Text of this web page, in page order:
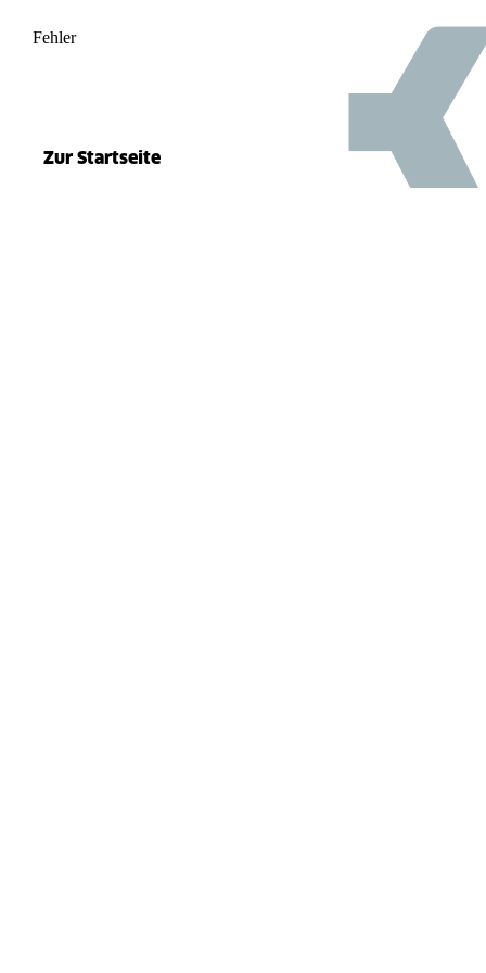
Fehler 500
Zur Startseite